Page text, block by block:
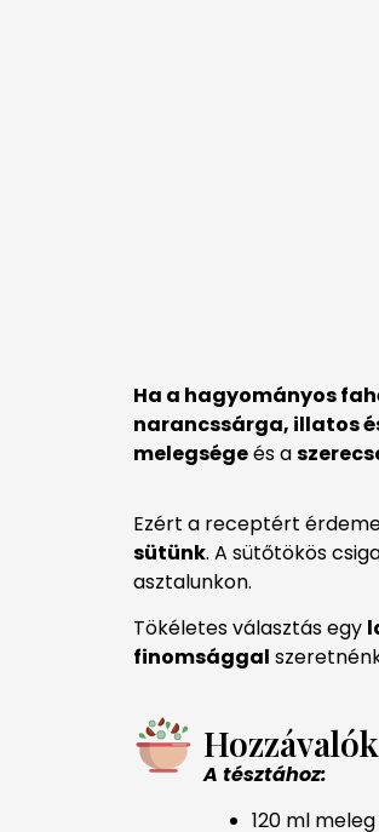
Ha a hagyományos
narancssárga, illatos
melegségeés a
Ezért a receptért
sütünk. A sütőtökös
asztalunkon.
Tökéletes választás egy
finomsággal
Hozzávalók
A tésztához:
120 ml